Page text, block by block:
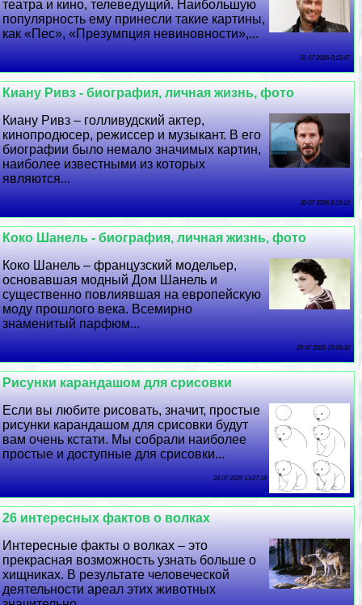
театра и кино, телеведущий. Наибольшую
популярность ему принесли такие картины,
как «Пес», «Презумпция невиновности»,...
31 07 2026 0:15:47
Киану Ривз - биография, личная жизнь, фото
Киану Ривз – голливудский актер,
кинопродюсер, режиссер и музыкант. В его
биографии было немало значимых картин,
наиболее известными из которых
являются...
30 07 2026 6:19:12
Коко Шанель - биография, личная жизнь, фото
Коко Шанель – французский модельер,
основавшая модный Дом Шанель и
существенно повлиявшая на европейскую
моду прошлого века. Всемирно
знаменитый парфюм...
29 07 2026 19:26:32
Рисунки карандашом для срисовки
Если вы любите рисовать, значит, простые
рисунки карандашом для срисовки будут
вам очень кстати. Мы собрали наиболее
простые и доступные для срисовки...
28 07 2026 13:27:18
26 интересных фактов о волках
Интересные факты о волках – это
прекрасная возможность узнать больше о
хищниках. В результате человеческой
деятельности ареал этих животных